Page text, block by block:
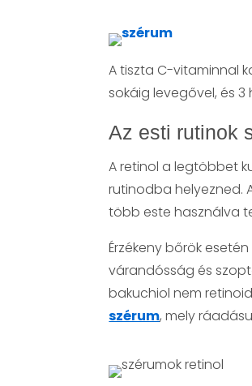
A tiszta C-vitaminnal
sokáig levegővel, és
Az esti rutinok
A retinol a legtöbbet
rutinodba helyezned.
több este használva
Érzékeny bőrök
várandósság és
bakuchiol nem
szérum, mely